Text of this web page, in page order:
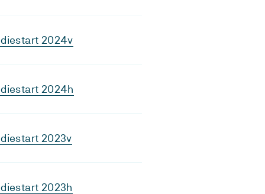
2024v
2024h
2023v
2023h